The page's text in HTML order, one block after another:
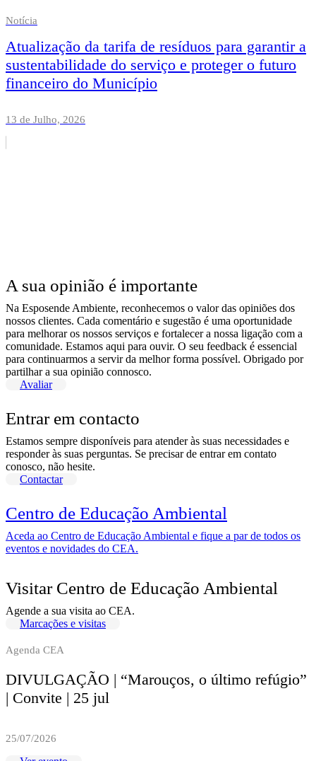
Notícia
Atualização da tarifa de resíduos para garantir a
sustentabilidade do serviço e proteger o futuro
financeiro do Município
13 de Julho, 2026
A sua opinião é importante
Na Esposende Ambiente, reconhecemos o valor das opiniões dos
nossos clientes. Cada comentário e sugestão é uma oportunidade
para melhorar os nossos serviços e fortalecer a nossa ligação com a
comunidade. Estamos aqui para ouvir. O seu feedback é essencial
para continuarmos a servir da melhor forma possível. Obrigado por
partilhar a sua opinião connosco.
Avaliar
Entrar em contacto
Estamos sempre disponíveis para atender às suas necessidades e
responder às suas perguntas. Se precisar de entrar em contato
conosco, não hesite.
Contactar
Centro de Educação Ambiental
Aceda ao Centro de Educação Ambiental e fique a par de todos os
eventos e novidades do CEA.
Visitar Centro de Educação Ambiental
Agende a sua visita ao CEA.
Marcações e visitas
Agenda CEA
DIVULGAÇÃO | “Marouços, o último refúgio”
| Convite | 25 jul
25/07/2026